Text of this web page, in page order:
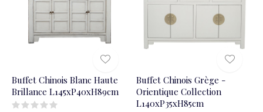
Buffet Chinois Blanc Haute
Brillance L145xP40xH89cm
Buffet Chinois Grège -
Orientique Collection
L140xP35xH85cm